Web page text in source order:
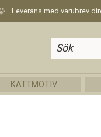
Leverans med varubrev
KATTMOTIV